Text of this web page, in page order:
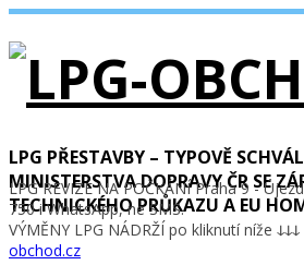
LPG PŘESTAVBY – TYPOVĚ
MINISTERSTVA DOPRAVY ČR SE
TECHNICKÉHO PRŮKAZU A EU
LPG REVIZE NA POČKÁNÍ Praha 9 -
750 i WhatsApp, ne SMS.
VÝMĚNY LPG NÁDRŽÍ po kliknutí níže
obchod.cz